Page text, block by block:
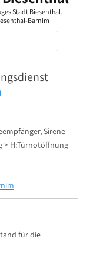
Stadt Biesenthal.
Barnim
Sirene
> H:Türnotöffnung
für die